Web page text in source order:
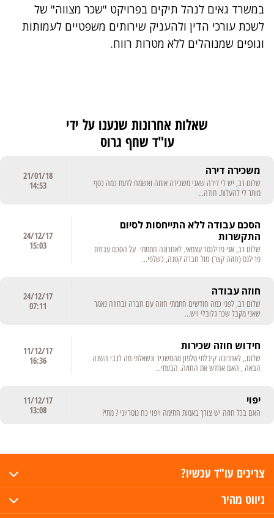
במשרד גאים לנהל תיקים בפרויקט "שכר מצווה" של
לשכת עורכי הדין ולהעניק שירותים משפטיים לעמותות
וגופים שמנוהלים ללא מטרות רווח.
שאלות אחרונות שנענו על ידי
עו"ד שחף גרוס
משכירה דירה
שלום רב, יש לי דירה שאני משכירה אותה ואשמח לדעת כמה כסף
מותר לי להעלות. תודה...
21/01/18
14:53
הסכם עבודה ללא התייחסות לסיום
התקשרות
שלום רב, אני פרילנסר עצמאי. לאחרונה חתמתי על הסכם עבודת
פרילנס (חוזה קצר) מול חברה קטנה, כשלפי...
24/12/17
15:03
חוזה עבודה
שלום רב, לפני כמה חודשים חתמתי חוזה עם חברה ובחוזה נאמר
שאני מקבל שכר גלובלי ויש...
24/12/17
07:11
חידוש חוזה שכירות
שלום., לאחרונה קיבלתי טלפון מהמשכיר ונשאלתי מה לגבי השנה
הבאה , האם אחדש את החוזה. הבעתי...
11/12/17
16:36
יפוי
האם בכל חוזה יש צורך באמות חתימה ויפוי כח נוטריוני ? מתי?
11/12/17
13:08
צריכים עו"ד עכשיו?
ניווט מהיר